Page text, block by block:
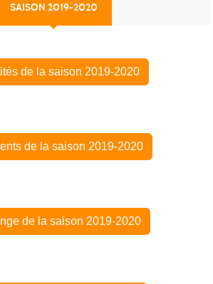
SAISON 2019-2020
de la saison 2019-2020
de la saison 2019-2020
de la saison 2019-2020